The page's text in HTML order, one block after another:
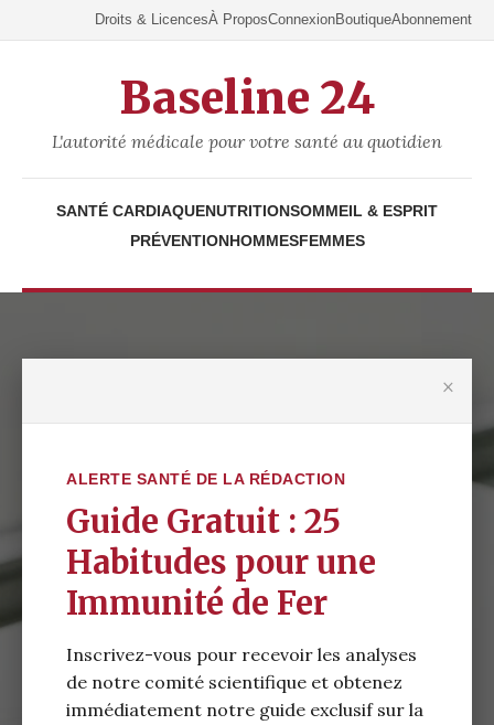
Droits & LicencesÀ ProposConnexionBoutiqueAbonnement
Baseline 24
L'autorité médicale pour votre santé au quotidien
SANTÉ CARDIAQUENUTRITIONSOMMEIL & ESPRIT
PRÉVENTIONHOMMESFEMMES
×
ALERTE SANTÉ DE LA RÉDACTION
Guide Gratuit : 25
Habitudes pour une
Immunité de Fer
Inscrivez-vous pour recevoir les analyses
de notre comité scientifique et obtenez
immédiatement notre guide exclusif sur la